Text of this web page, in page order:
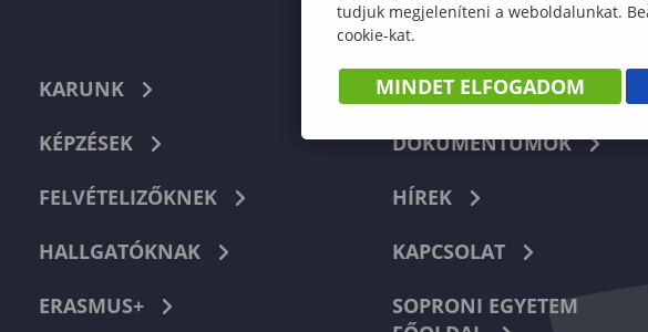
KARUNK
KÉPZÉSEK
FELVÉTELIZŐKNEK
HALLGATÓKNAK
ERASMUS+
TELEFONKÖNYV
DOKUMENTUMOK
HÍREK
KAPCSOLAT
SOPRONI EGYETEM
tudjuk megjeleníteni a weboldalunkat.
cookie-kat.
MINDET ELFOGADOM